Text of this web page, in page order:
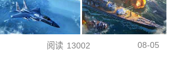
阅读 13002 08-05